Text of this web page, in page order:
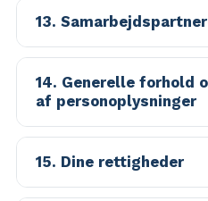
13.
14. Generelle forhold
af personoplysninger
15. Dine rettigheder